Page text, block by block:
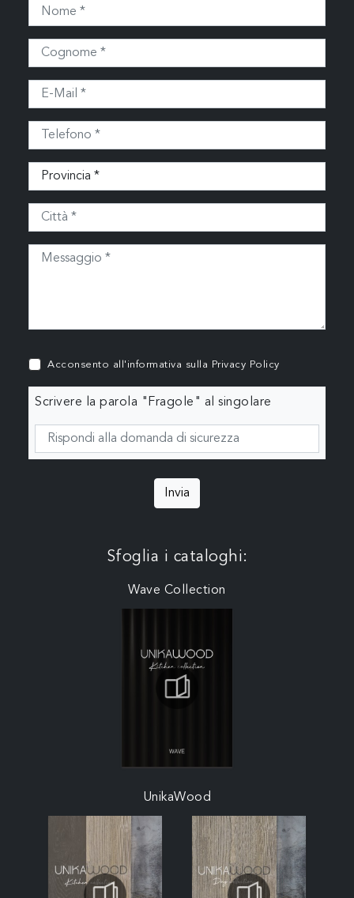
Acconsento all'informativa sulla Privacy Policy
Scrivere la parola "Fragole" al singolare
Invia
Sfoglia i cataloghi:
Wave Collection
UnikaWood